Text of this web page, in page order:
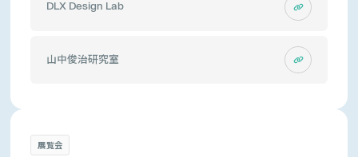
DLX Design Lab
山中俊治研究室
展覧会